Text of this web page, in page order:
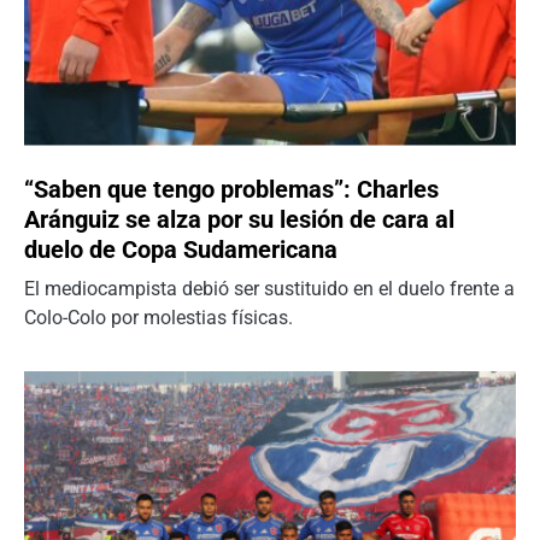
“Saben que tengo problemas”: Charles
Aránguiz se alza por su lesión de cara al
duelo de Copa Sudamericana
El mediocampista debió ser sustituido en el duelo frente a
Colo-Colo por molestias físicas.